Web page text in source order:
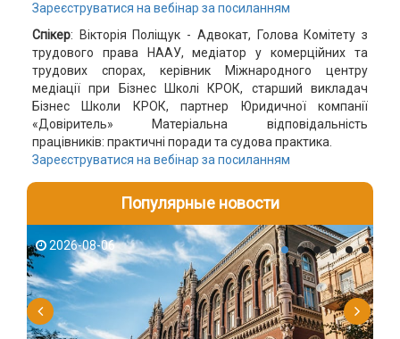
Зареєструватися на вебінар за посиланням
Спікер: Вікторія Поліщук - Адвокат, Голова Комітету з
трудового права НААУ, медіатор у комерційних та
трудових спорах, керівник Міжнародного центру
медіації при Бізнес Школі КРОК, старший викладач
Бізнес Школи КРОК, партнер Юридичної компанії
«Довіритель» Матеріальна відповідальність
працівників: практичні поради та судова практика.
Зареєструватися на вебінар за посиланням
Популярные новости
2026-08-06